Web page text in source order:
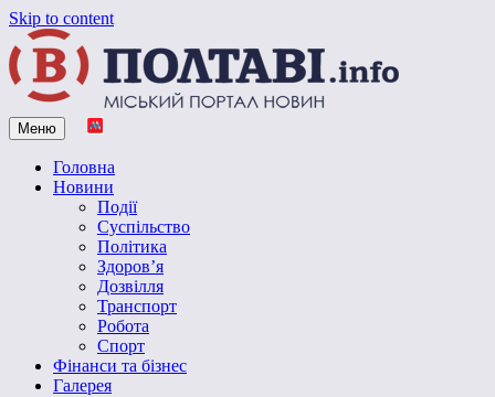
Skip to content
Vpoltave.info
Полтавський портал новин
Меню
Головна
Новини
Події
Суспільство
Політика
Здоров’я
Дозвілля
Транспорт
Робота
Спорт
Фінанси та бізнес
Галерея